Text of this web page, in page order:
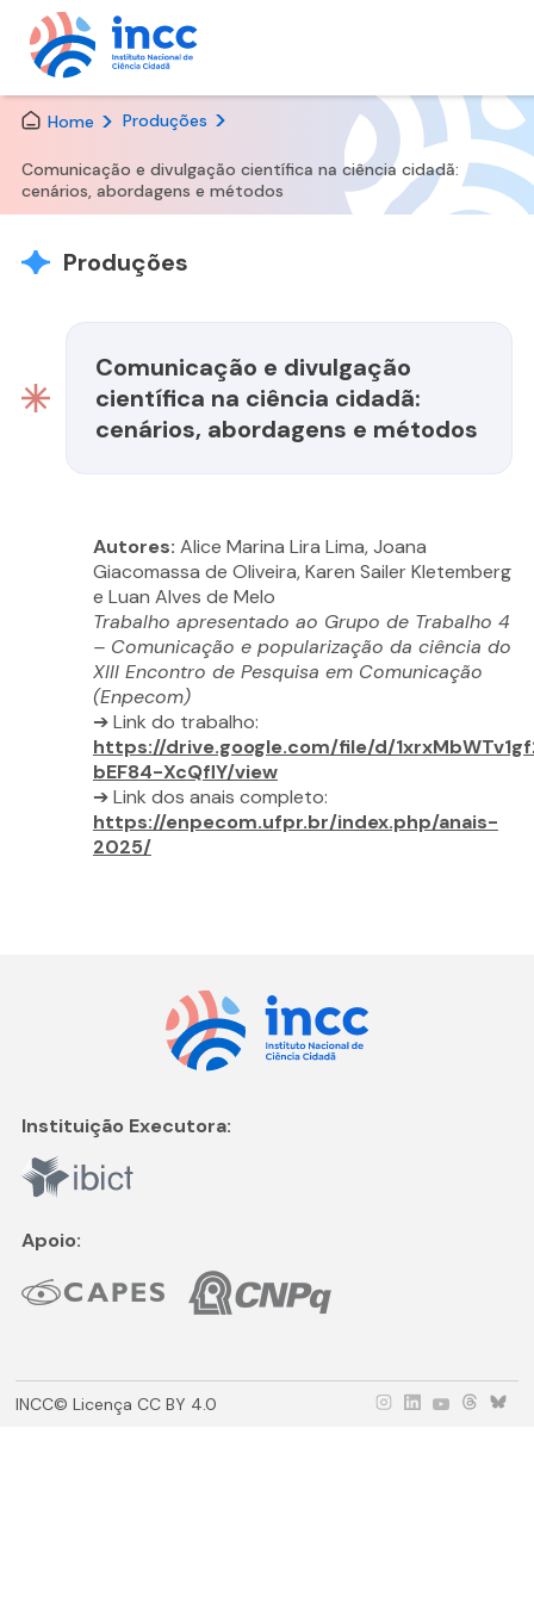
Skip
content
Home Produções
Comunicação e divulgação científica na ciência cidadã:
cenários, abordagens e métodos
Produções
Comunicação e divulgação
científica na ciência cidadã:
cenários, abordagens e métodos
Autores: Alice Marina Lira Lima, Joana
Giacomassa de Oliveira, Karen Sailer Kletemberg
e Luan Alves de Melo
Trabalho apresentado ao Grupo de Trabalho 4
– Comunicação e popularização da ciência do
XIII Encontro de Pesquisa em Comunicação
(Enpecom)
➔ Link do trabalho:
https://drive.google.com/file/d/
bEF84-XcQflY/view
➔ Link dos anais completo:
https://enpecom.ufpr.br/index.php/anais-
2025/
Instituição Executora:
Apoio:
INCC© Licença CC BY 4.0